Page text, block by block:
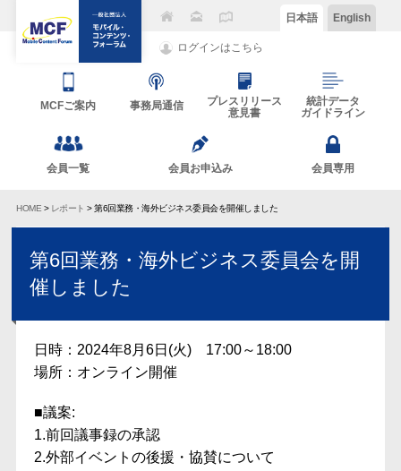
ログインはこちら
日本語 English
MCFご案内 事務局通信
プレスリリース
意見書
統計データ
ガイドライン
会員一覧 会員お申込み 会員専用
HOME > レポート > 第6回業務・海外ビジネス委員会を開催しました
第6回業務・海外ビジネス委員会を開
催しました
日時：2024年8月6日(火) 17:00～18:00
場所：オンライン開催
■議案​:
1.前回議事録の承認​
2.外部イベントの後援・協賛について​